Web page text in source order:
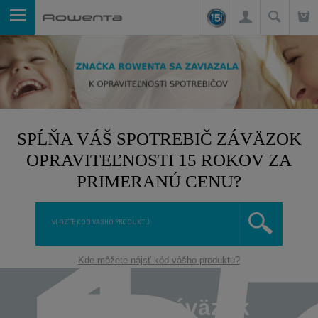
SPĹŇA VÁŠ SPOTREBIČ ZÁVÄZOK
OPRAVITEĽNOSTI 15 ROKOV ZA
PRIMERANÚ CENU?
Kde môžete nájsť kód vášho produktu?
Čo je to záväzok